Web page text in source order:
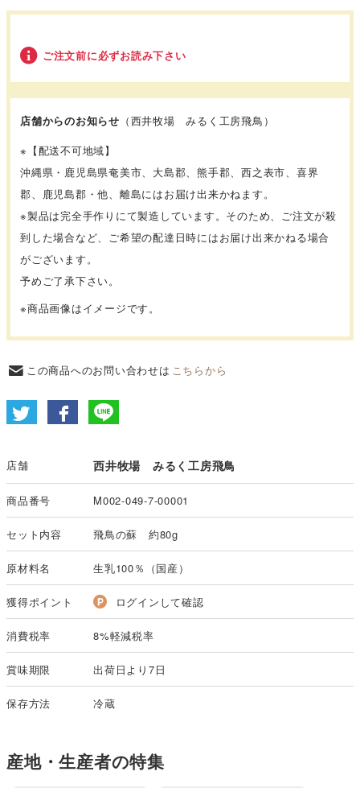
ご注文前に必ずお読み下さい
店舗からのお知らせ （西井牧場 みるく工房飛鳥）
※ 【配送不可地域】
沖縄県・鹿児島県奄美市、大島郡、熊手郡、西之表市、喜界
郡、鹿児島郡・他、離島にはお届け出来かねます。
※製品は完全手作りにて製造しています。そのため、ご注文が殺
到した場合など、ご希望の配達日時にはお届け出来かねる場合
がございます。
予めご了承下さい。
※商品画像はイメージです。
この商品へのお問い合わせは こちらから
店舗 西井牧場 みるく工房飛鳥
商品番号 M002-049-7-00001
セット内容 飛鳥の蘇 約80g
原材料名 生乳100％（国産）
獲得ポイント ログインして確認
消費税率 8%軽減税率
賞味期限 出荷日より7日
保存方法 冷蔵
産地・生産者の特集